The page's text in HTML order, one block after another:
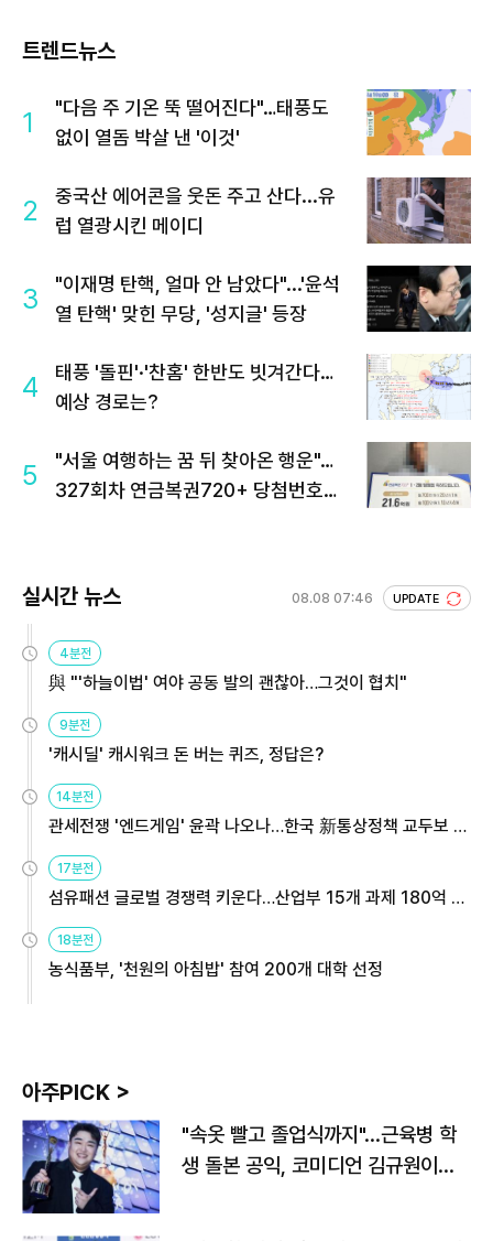
트렌드뉴스
1
"다음 주 기온 뚝 떨어진다"…태풍도
없이 열돔 박살 낸 '이것'
2
중국산 에어콘을 웃돈 주고 산다...유
럽 열광시킨 메이디
3
"이재명 탄핵, 얼마 안 남았다"...'윤석
열 탄핵' 맞힌 무당, '성지글' 등장
4
태풍 '돌핀'·'찬홈' 한반도 빗겨간다…
예상 경로는?
5
"서울 여행하는 꿈 뒤 찾아온 행운"…
327회차 연금복권720+ 당첨번호조
실시간 뉴스 08.08 07:46 UPDATE
4분전
與 "'하늘이법' 여야 공동 발의 괜찮아…그것이 협치"
9분전
'캐시딜' 캐시워크 돈 버는 퀴즈, 정답은?
14분전
관세전쟁 '엔드게임' 윤곽 나오나…한국 新통상정책 교두보 활
용해야
17분전
섬유패션 글로벌 경쟁력 키운다…산업부 15개 과제 180억 지
원
18분전
농식품부, '천원의 아침밥' 참여 200개 대학 선정
아주PICK >
"속옷 빨고 졸업식까지"…근육병 학
생 돌본 공익, 코미디언 김규원이었